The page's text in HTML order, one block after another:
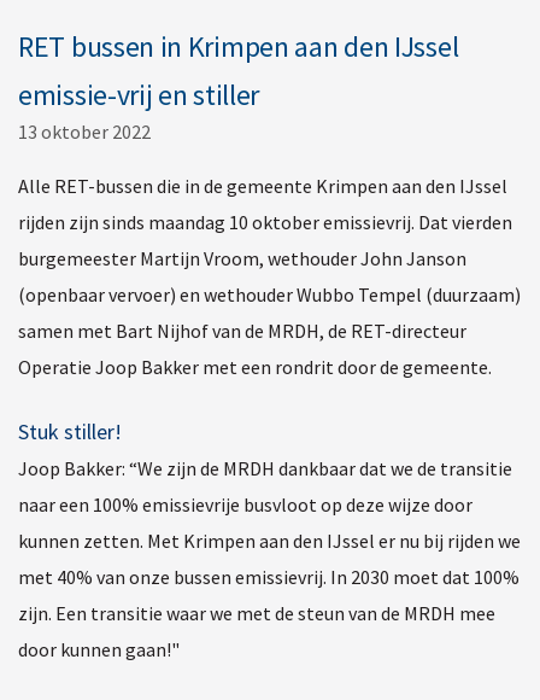
RET bussen in Krimpen aan den IJssel
emissie-vrij en stiller
13 oktober 2022
Alle RET-bussen die in de gemeente Krimpen aan den IJssel
rijden zijn sinds maandag 10 oktober emissievrij. Dat vierden
burgemeester Martijn Vroom, wethouder John Janson
(openbaar vervoer) en wethouder Wubbo Tempel (duurzaam)
samen met Bart Nijhof van de MRDH, de RET-directeur
Operatie Joop Bakker met een rondrit door de gemeente.
Stuk stiller!
Joop Bakker: “We zijn de MRDH dankbaar dat we de transitie
naar een 100% emissievrije busvloot op deze wijze door
kunnen zetten. Met Krimpen aan den IJssel er nu bij rijden we
met 40% van onze bussen emissievrij. In 2030 moet dat 100%
zijn. Een transitie waar we met de steun van de MRDH mee
door kunnen gaan!"